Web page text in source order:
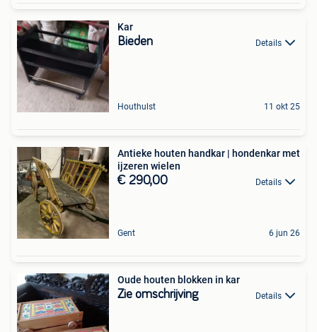
Kar
Bieden Details
Houthulst 11 okt 25
Antieke houten handkar | hondenkar met
ijzeren wielen
€ 290,00 Details
Gent 6 jun 26
Oude houten blokken in kar
Zie omschrijving Details